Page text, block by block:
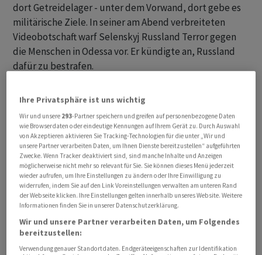
dort Getreidelager - unter dem Vorwand, dort gebe es
militärische Ziele. In seiner am Abend verbreiteten
Videobotschaft warf Selenskyj Russland Terror gegen
die Menschen in Odessa vor. Er kündigte an, Russland
dafür zu bestrafen.
Ihre Privatsphäre ist uns wichtig
Wir und unsere 293-Partner speichern und greifen auf personenbezogene Daten
wie Browserdaten oder eindeutige Kennungen auf Ihrem Gerät zu. Durch Auswahl
von Akzeptieren aktivieren Sie Tracking-Technologien für die unter „Wir und
unsere Partner verarbeiten Daten, um Ihnen Dienste bereitzustellen“ aufgeführten
Zwecke. Wenn Tracker deaktiviert sind, sind manche Inhalte und Anzeigen
möglicherweise nicht mehr so relevant für Sie. Sie können dieses Menü jederzeit
wieder aufrufen, um Ihre Einstellungen zu ändern oder Ihre Einwilligung zu
widerrufen, indem Sie auf den Link Voreinstellungen verwalten am unteren Rand
der Webseite klicken. Ihre Einstellungen gelten innerhalb unseres Website. Weitere
Informationen finden Sie in unserer Datenschutzerklärung.
Wir und unsere Partner verarbeiten Daten, um Folgendes
bereitzustellen:
Verwendung genauer Standortdaten. Endgeräteeigenschaften zur Identifikation